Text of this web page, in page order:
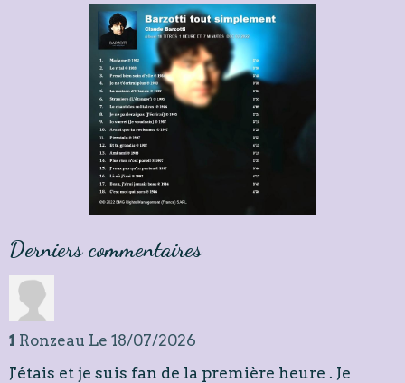
Derniers commentaires
1 Ronzeau Le 18/07/2026
J'étais et je suis fan de la première heure . Je